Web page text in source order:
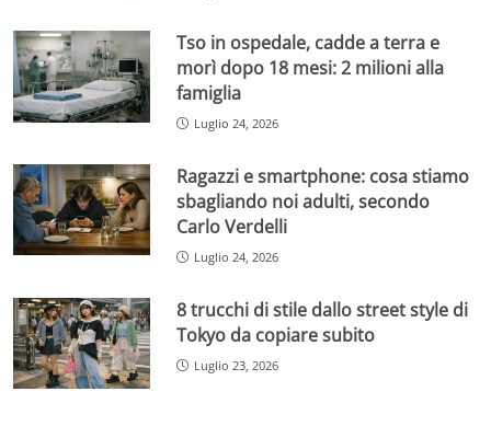
Tso in ospedale, cadde a terra e
morì dopo 18 mesi: 2 milioni alla
famiglia
Luglio 24, 2026
Ragazzi e smartphone: cosa stiamo
sbagliando noi adulti, secondo
Carlo Verdelli
Luglio 24, 2026
8 trucchi di stile dallo street style di
Tokyo da copiare subito
Luglio 23, 2026